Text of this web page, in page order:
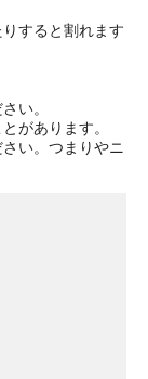
すると割れます
い。
があります。
い。つまりやニ